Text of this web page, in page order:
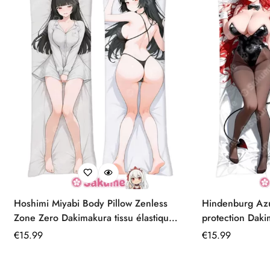
Hoshimi Miyabi Body Pillow Zenless
Zone Zero Dakimakura tissu élastique
premium
Prix
€15.99
Hindenburg
protection
Prix
€15.99